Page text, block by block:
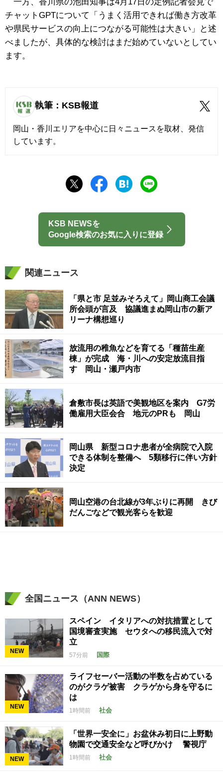
チャットGPTについて「うまく活用できれば働き方改革
や県民サービスの向上につながる可能性は大きい」と述
べましたが、具体的な検討はまだ始めていないとしてい
ます。
執筆：KSB報道
岡山・香川エリアを中心に日々ニュースを取材、発信
しています。
KSB NEWSを
Google検索のお気に入りに登録
関連ニュース
「県と市 足並みそろえて」岡山商工会議
所会頭が言及 協議進まぬ岡山市の新ア
リーナ構想巡り
放流用の稚魚などを育てる「種苗生産
棟」が完成 海・川への安定放流目指
す 岡山・瀬戸内市
倉敷市長は英語で美観地区を案内 G7労
働雇用大臣会合 地元のPRも 岡山
岡山県 新型コロナ患者が全病院で入院
できる体制を整備へ 5類移行に伴い方針
決定
岡山空港の台北線が3年ぶりに再開 きび
だんごなどで観光客らを歓迎
全国ニュース（ANN NEWS）
NEW
スペイン イタリアへの対抗措置として
国境審査実施 セウタへの移民流入で対
立
57分前 国際
NEW
ライフセーバー活動の半数を占めている
のがクラゲ被害 クラゲから身を守るに
は
1時間前 社会
NEW
「世界一安全に」お盆休み初日に上野動
物園で交通安全など呼びかけ 警視庁
1時間前 社会